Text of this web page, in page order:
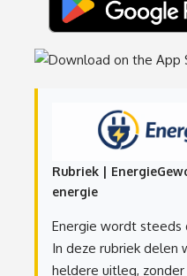
Rubriek |
energie
Energie wordt steeds
In deze rubriek delen
heldere uitleg,